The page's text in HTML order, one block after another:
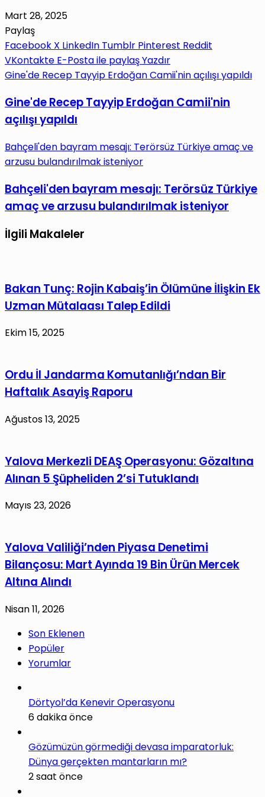
Mart 28, 2025
Paylaş
Facebook X LinkedIn Tumblr Pinterest Reddit
VKontakte E-Posta ile paylaşYazdır
Gine'de Recep Tayyip Erdoğan Camii'nin açılışı yapıldı
Gine'de Recep Tayyip Erdoğan Camii'nin
açılışı yapıldı
Bahçeli'den bayram mesajı: Terörsüz Türkiye amaç ve
arzusu bulandırılmak isteniyor
Bahçeli'den bayram mesajı: Terörsüz Türkiye
amaç ve arzusu bulandırılmak isteniyor
İlgili Makaleler
Bakan Tunç: Rojin Kabaiş’in Ölümüne İlişkin Ek
Uzman Mütalaası Talep Edildi
Ekim 15, 2025
Ordu İl Jandarma Komutanlığı’ndan Bir
Haftalık Asayiş Raporu
Ağustos 13, 2025
Yalova Merkezli DEAŞ Operasyonu: Gözaltına
Alınan 5 Şüpheliden 2’si Tutuklandı
Mayıs 23, 2026
Yalova Valiliği’nden Piyasa Denetimi
Bilançosu: Mart Ayında 19 Bin Ürün Mercek
Altına Alındı
Nisan 11, 2026
Son Eklenen
Popüler
Yorumlar
Dörtyol’da Kenevir Operasyonu
6 dakika önce
Gözümüzün görmediği devasa imparatorluk:
Dünya gerçekten mantarların mı?
2 saat önce